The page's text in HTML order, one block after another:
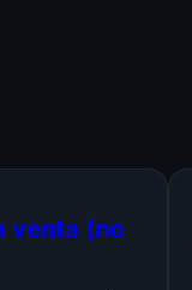
venta (no